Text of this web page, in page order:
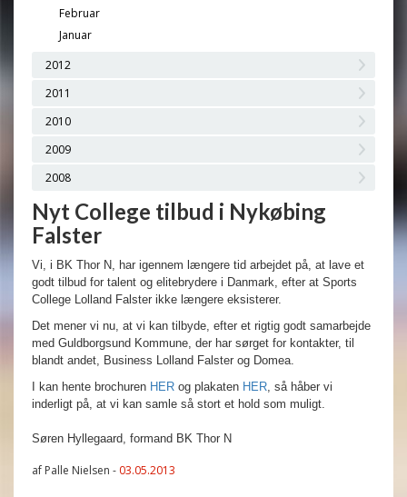
Februar
Januar
2012
2011
2010
2009
2008
Nyt College tilbud i Nykøbing
Falster
Vi, i BK Thor N, har igennem længere tid arbejdet på, at lave et
godt tilbud for talent og elitebrydere i Danmark, efter at Sports
College Lolland Falster ikke længere eksisterer.
Det mener vi nu, at vi kan tilbyde, efter et rigtig godt samarbejde
med Guldborgsund Kommune, der har sørget for kontakter, til
blandt andet, Business Lolland Falster og Domea.
I kan hente brochuren HER og plakaten HER, så håber vi
inderligt på, at vi kan samle så stort et hold som muligt.
Søren Hyllegaard, formand BK Thor N
af Palle Nielsen - 03.05.2013